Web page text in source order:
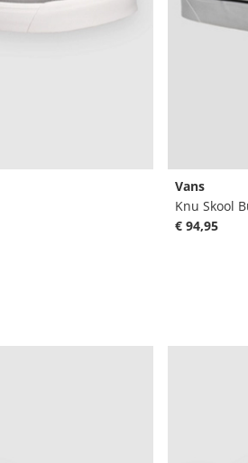
Vans
Knu Skool
€ 94,95